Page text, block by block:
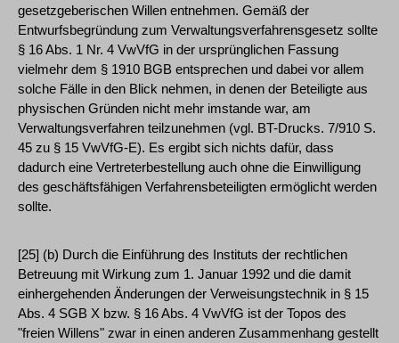
gesetzgeberischen Willen entnehmen. Gemäß der
Entwurfsbegründung zum Verwaltungsverfahrensgesetz sollte
§ 16 Abs. 1 Nr. 4 VwVfG in der ursprünglichen Fassung
vielmehr dem § 1910 BGB entsprechen und dabei vor allem
solche Fälle in den Blick nehmen, in denen der Beteiligte aus
physischen Gründen nicht mehr imstande war, am
Verwaltungsverfahren teilzunehmen (vgl. BT-Drucks. 7/910 S.
45 zu § 15 VwVfG-E). Es ergibt sich nichts dafür, dass
dadurch eine Vertreterbestellung auch ohne die Einwilligung
des geschäftsfähigen Verfahrensbeteiligten ermöglicht werden
sollte.
[25] (b) Durch die Einführung des Instituts der rechtlichen
Betreuung mit Wirkung zum 1. Januar 1992 und die damit
einhergehenden Änderungen der Verweisungstechnik in § 15
Abs. 4 SGB X bzw. § 16 Abs. 4 VwVfG ist der Topos des
"freien Willens" zwar in einen anderen Zusammenhang gestellt